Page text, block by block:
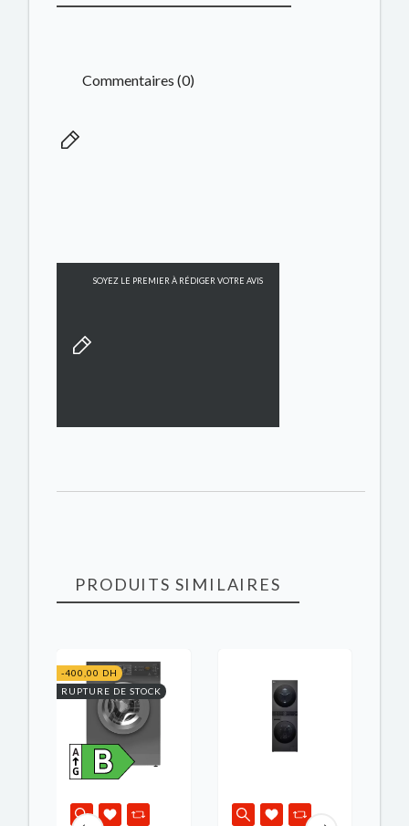
Commentaires (0)
SOYEZ LE PREMIER À RÉDIGER VOTRE AVIS
PRODUITS SIMILAIRES
-400,00 DH
RUPTURE DE STOCK